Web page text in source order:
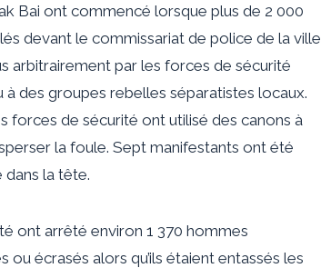
Bai ont commencé lorsque plus de 2 000
devant le commissariat de police de la ville
arbitrairement par les forces de sécurité
des groupes rebelles séparatistes locaux.
forces de sécurité ont utilisé des canons à
la foule. Sept manifestants ont été
dans la tête.
ont arrêté environ 1 370 hommes
ou écrasés alors qu’ils étaient entassés les